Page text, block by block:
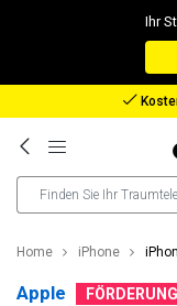
Ihr
Home iPhone
Apple FÖRDERUNG